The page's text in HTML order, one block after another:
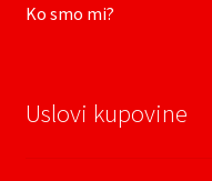
Ko smo mi?
Uslovi kupovine